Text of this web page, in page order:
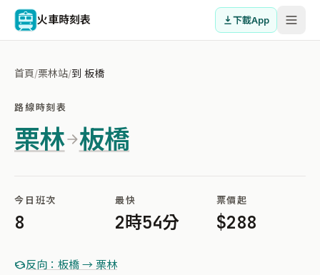
火車時刻表 下載App
首頁/栗林站/到 板橋
路線時刻表
栗林 板橋
今日班次
8
最快
2時54分
票價起
$288
反向：板橋 → 栗林